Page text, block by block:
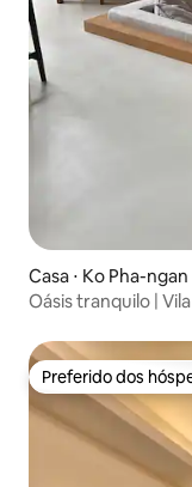
Casa ⋅ Ko Pha-ngan
Oásis tranquilo |
Preferido dos
Preferido dos